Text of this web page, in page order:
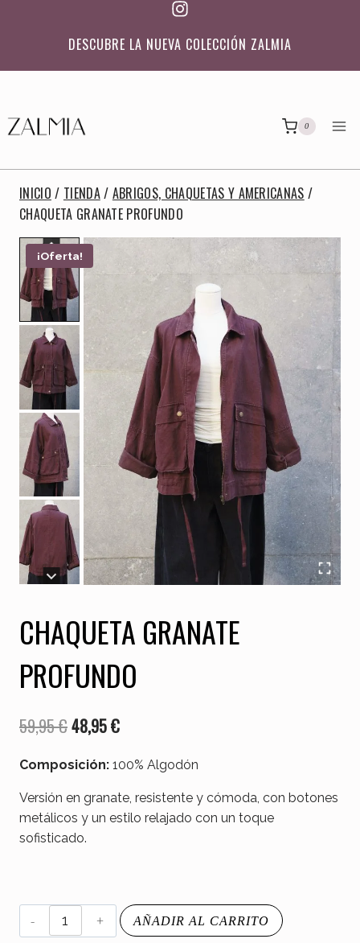
DESCUBRE LA NUEVA COLECCIÓN ZALMIA
0
INICIO / TIENDA/ ABRIGOS, CHAQUETAS Y AMERICANAS /
CHAQUETA GRANATE PROFUNDO
¡Oferta!
CHAQUETA GRANATE
PROFUNDO
59,95€El
original
era:
59,95 €.
48,95€El
actual
es:
48,95 €.
Composición: 100% Algodón
Versión en granate, resistente y cómoda, con botones
metálicos y un estilo relajado con un toque
sofisticado.
CHAQUETA
GRANATE
AÑADIR AL CARRITO